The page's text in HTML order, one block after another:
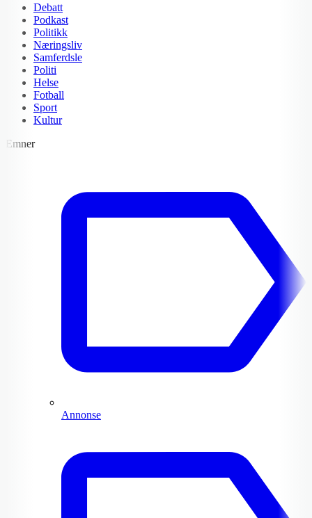
Debatt
Podkast
Politikk
Næringsliv
Samferdsle
Politi
Helse
Fotball
Sport
Kultur
Emner
Annonse